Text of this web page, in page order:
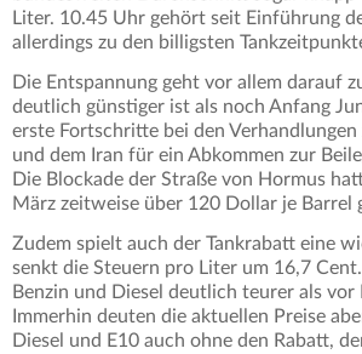
Liter. 10.45 Uhr gehört seit Einführung
allerdings zu den billigsten
Die Entspannung geht vor allem darauf
deutlich günstiger ist als noch Anfang
erste Fortschritte bei den Verhandlungen
und dem Iran für ein Abkommen zur
Die Blockade der Straße von Hormus
März zeitweise über 120 Dollar je Barrel
Zudem spielt auch der Tankrabatt eine
senkt die Steuern pro Liter um 16,7
Benzin und Diesel deutlich teurer als vor
Immerhin deuten die aktuellen Preise
Diesel und E10 auch ohne den Rabatt,